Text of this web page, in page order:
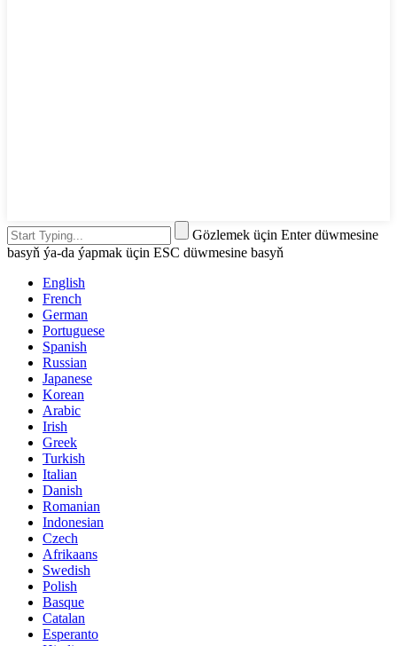
Gözlemek üçin Enter düwmesine
basyň ýa-da ýapmak üçin ESC düwmesine basyň
English
French
German
Portuguese
Spanish
Russian
Japanese
Korean
Arabic
Irish
Greek
Turkish
Italian
Danish
Romanian
Indonesian
Czech
Afrikaans
Swedish
Polish
Basque
Catalan
Esperanto